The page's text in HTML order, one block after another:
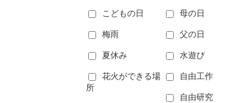
こどもの日 母の日
梅雨 父の日
夏休み 水遊び
花火ができる場
所
自由工作
自由研究